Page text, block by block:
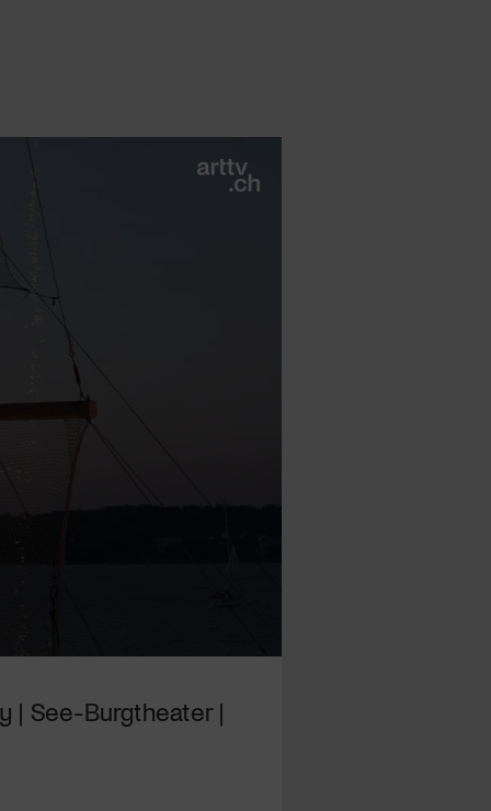
| See-Burgtheater |